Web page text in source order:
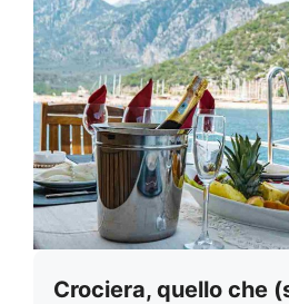
Crociera, quello che